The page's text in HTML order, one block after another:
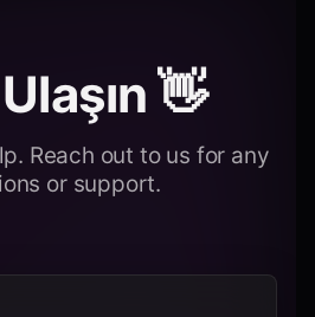
👋
Reach out to us for any
or support.